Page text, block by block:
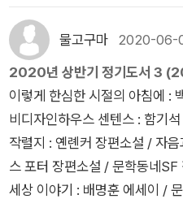
도전적이고 솔직하고 자칭 싸가
문시 스타일같고 박연준 시인
다-책 표지 사진의 비누같다.
금방 녹아버릴 듯 연해 보이지
었다. 김민정의 솔직함에 박연
이 마음에 들었다. 에세이의 숲
이 있다. 숲보다는 닭들이 눈에
겠지. 숲에 닭과 학이 있다는 것
물고구마 2020-06-
2020년 상반기 정기도서 3
이렇게 한심한 시절의 아침에
비디자인하우스 센텐스 : 함기
작렬지 : 옌롄커 장편소설 / 자
스 포터 장편소설 / 문학동네SF
세상 이야기 : 배명훈 에세이 /